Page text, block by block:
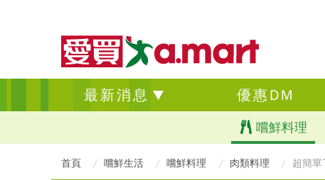
最新消息 優惠DM
嚐鮮料理
首頁 嚐鮮生活 嚐鮮料理 肉類料理 超簡單